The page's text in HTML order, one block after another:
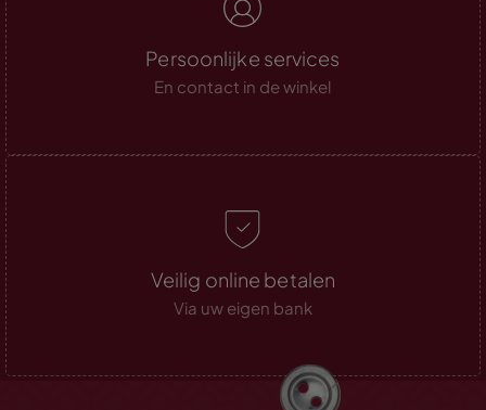
Persoonlijke services
En contact in de winkel
Veilig online betalen
Via uw eigen bank